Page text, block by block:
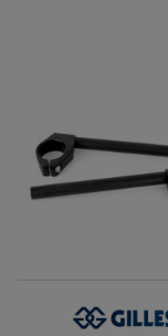
PARTIE
LEVIER DE
ROTULE DE